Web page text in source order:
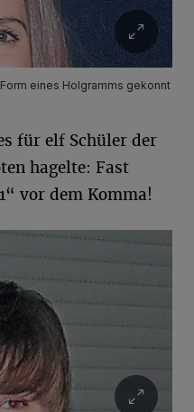
eines Holgramms gekonnt
für elf Schüler der
hagelte: Fast
vor dem Komma!